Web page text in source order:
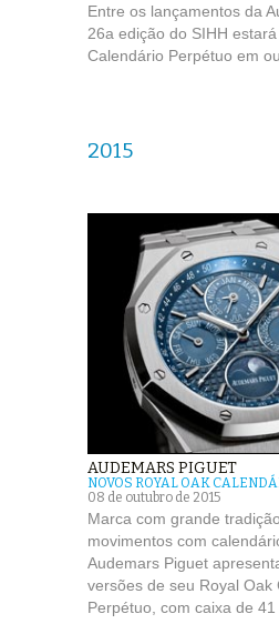
Entre os lançamentos da
26a edição do SIHH
Calendário Perpétuo em
2015
AUDEMARS PIGUET
NOVOS ROYAL OAK
08 de outubro de 2015
Marca com grande
movimentos com
Audemars Piguet
versões de seu Royal Oak
Perpétuo, com caixa de 41